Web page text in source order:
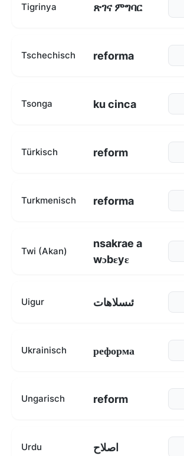
Tigrinya ጽገና ምግባር
Tschechisch reforma
Tsonga ku cinca
Türkisch reform
Turkmenisch reforma
Twi (Akan)
nsakrae a
wɔbɛyɛ
Uigur ئىسلاھات
Ukrainisch реформа
Ungarisch reform
Urdu اصلاح